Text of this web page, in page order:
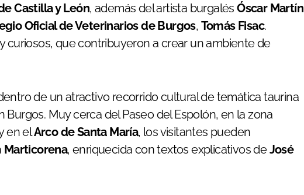
Castilla y León, además del artista burgalésÓscar Martín
Oficial de Veterinarios de Burgos, Tomás Fisac.
curiosos, que contribuyeron a crear un ambiente de
de un atractivo recorrido cultural de temática taurina
Muy cerca del Paseo del Espolón, en la zona
en elArco de Santa María, los visitantes pueden
Marticorena, enriquecida con textos explicativos deJosé